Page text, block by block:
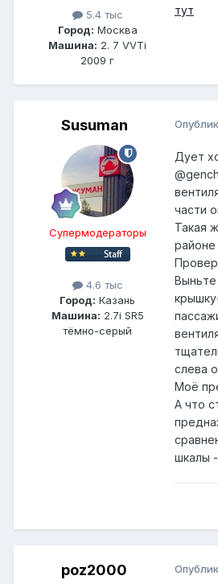
5.4 тыс
Город: Москва
Машина: 2. 7 VVTi
2009 г
тут
Susuman
Супермодераторы
4.6 тыс
Город: Казань
Машина: 2.7i SR5
тёмно-серый
Дует
части
Такая
районе
Выньте
слева
Моё
А что
шкалы
poz2000